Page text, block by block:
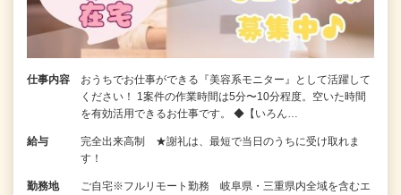
仕事内容
おうちでお仕事ができる『美容系モニター』として活躍して
ください！ 1案件の作業時間は5分〜10分程度。空いた時間
を有効活用できるお仕事です。 ◆【いろん…
給与
完全出来高制 ★謝礼は、最短で当日のうちに受け取れま
す！
勤務地
ご自宅※フルリモート勤務 岐阜県・三重県内全域を含むエ